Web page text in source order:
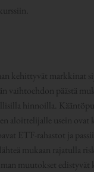
kehittyvät markkinat
vaihtoehdon päästä
hinnoilla.
aloittelijalle usein ovat
ETF-rahastot ja
mukaan rajatulla
muutokset